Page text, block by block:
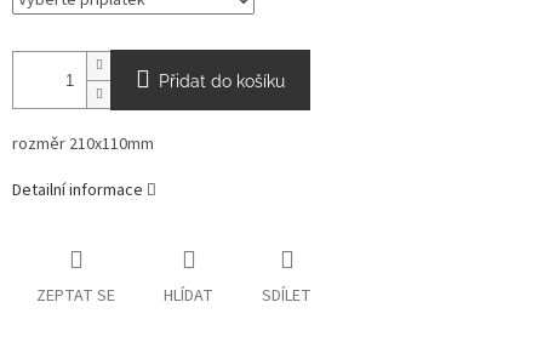
Přidat do košíku
rozměr 210x110mm
Detailní informace
ZEPTAT SE HLÍDAT SDÍLET